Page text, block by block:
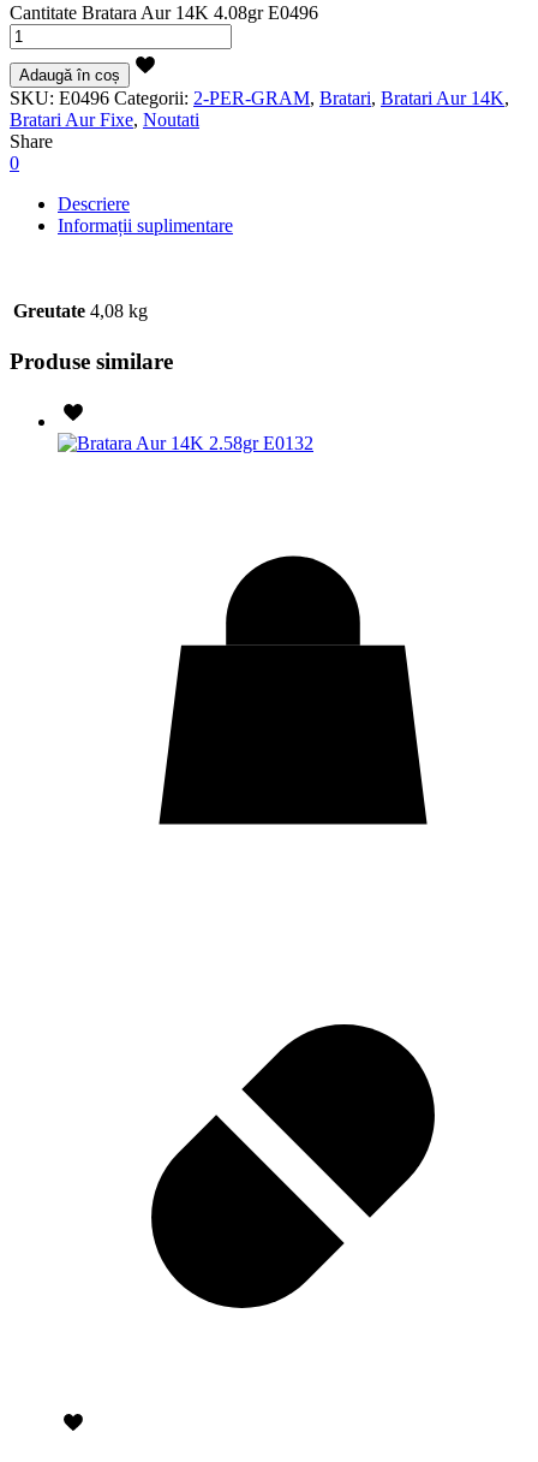
Cantitate Bratara Aur 14K 4.08gr E0496
Adaugă în coș
SKU: E0496 Categorii: 2-PER-GRAM, Bratari, Bratari Aur 14K,
Bratari Aur Fixe, Noutati
Share
0
Descriere
Informații suplimentare
Greutate 4,08 kg
Produse similare